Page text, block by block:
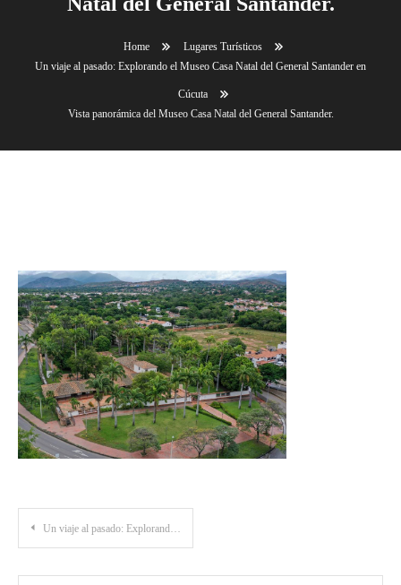
Home
Lugares Turísticos
Un viaje al pasado: Explorando el Museo Casa Natal del General Santander en
Cúcuta
Vista panorámica del Museo Casa Natal del General Santander.
Post
navigation
Un viaje al pasado: Explorando el Museo Casa Natal del General Santander en Cúcuta